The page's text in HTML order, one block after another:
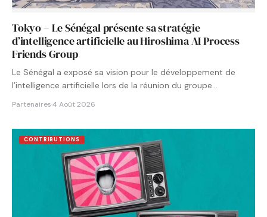
Tokyo – Le Sénégal présente sa stratégie
d’intelligence artificielle au Hiroshima AI Process
Friends Group
Le Sénégal a exposé sa vision pour le développement de
l’intelligence artificielle lors de la réunion du groupe…
Partenaires·4 Août 2026
CONTRIBUTIONS